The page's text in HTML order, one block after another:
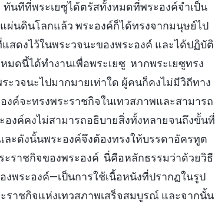
นทีที่พระเยซูได้ตรัสทั้งหมดที่พระองค์จำเป็น
ผ่นดินโลกแล้ว พระองค์ก็ได้ทรงจากมนุษย์ไป
ดงไว้ในพระวจนะของพระองค์ และได้ปฏิบัติ
ดนี้ได้ทำงานเพื่อพระเยซู หากพระเยซูทรง
ะวจนะไปมากมายเท่าใด ผู้คนก็คงไม่มีวิถีทาง
ค์จะทรงพระราชกิจในเทวสภาพและสามารถ
องค์คงไม่สามารถอธิบายสิ่งทั้งหลายจนถึงขั้นที่
ะดังนั้นพระองค์จึงต้องทรงให้บรรดาอัครทูต
ะราชกิจของพระองค์ นี่คือหลักธรรมว่าด้วยวิธี
พระองค์—เป็นการใช้เนื้อหนังที่ปรากฏในรูป
ราชกิจแห่งเทวสภาพเสร็จสมบูรณ์ และจากนั้น